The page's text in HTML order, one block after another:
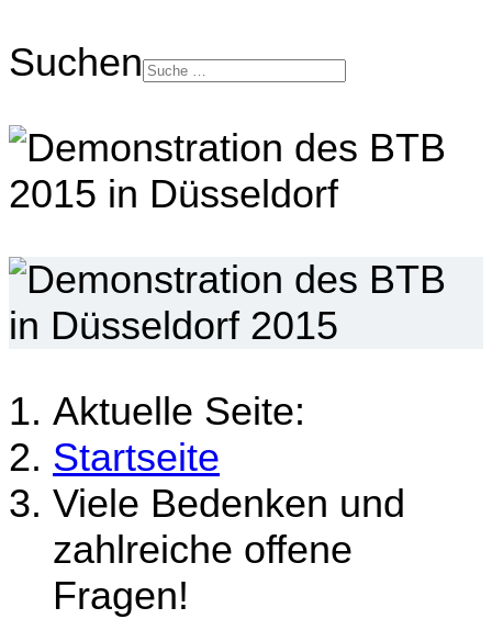
Suchen
Aktuelle Seite:
Startseite
Viele Bedenken und
zahlreiche offene
Fragen!